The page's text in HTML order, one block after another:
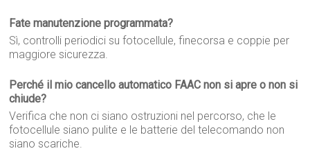
Fate manutenzione programmata?
Sì, controlli periodici su fotocellule, finecorsa e coppie per
maggiore sicurezza.
Perché il mio cancello automatico FAAC non si apre o non si
chiude?
Verifica che non ci siano ostruzioni nel percorso, che le
fotocellule siano pulite e le batterie del telecomando non
siano scariche.